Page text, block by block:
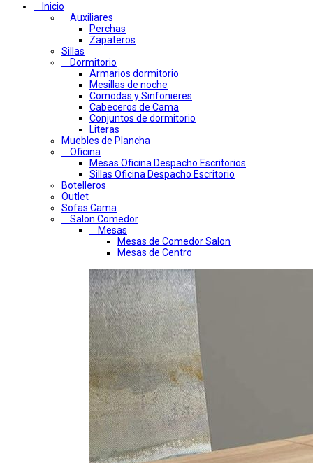
Inicio
Auxiliares
Perchas
Zapateros
Sillas
Dormitorio
Armarios dormitorio
Mesillas de noche
Comodas y Sinfonieres
Cabeceros de Cama
Conjuntos de dormitorio
Literas
Muebles de Plancha
Oficina
Mesas Oficina Despacho Escritorios
Sillas Oficina Despacho Escritorio
Botelleros
Outlet
Sofas Cama
Salon Comedor
Mesas
Mesas de Comedor Salon
Mesas de Centro